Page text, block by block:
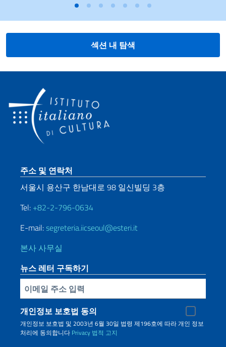
섹션 내 탐색
Sezione footer
주소 및 연락처
서울시 용산구 한남대로 98 일신빌딩 3층
Tel: +82-2-796-0634
E-mail:segreteria.iicseoul@esteri.it
본사 사무실
뉴스 레터 구독하기
Inserisci la tua email
개인정보 보호법 동의
개인정보 보호법 및 2003년 6월 30일 법령 제196호에 따라 개인 정보
처리에 동의합니다 Privacy 법적 고지